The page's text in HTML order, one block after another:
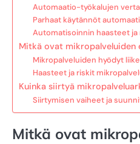
Automaatio-työkalujen
Parhaat käytännöt
Automatisoinnin haasteet ja
Mitkä ovat mikropalveluiden
Mikropalveluiden hyödyt
Haasteet ja riskit
Kuinka siirtyä
Siirtymisen vaiheet ja
Mitkä ovat